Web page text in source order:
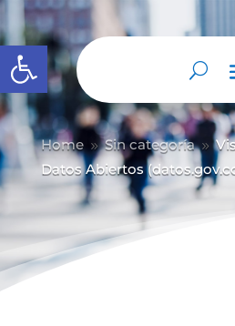
Abrir barra de herramientas
Home 9 Sin categoría 9
Datos Abiertos